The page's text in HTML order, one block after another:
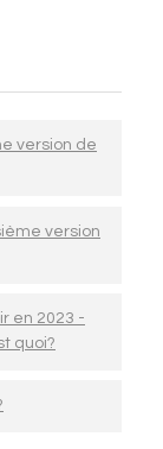
version de
version
en 2023 -
quoi?